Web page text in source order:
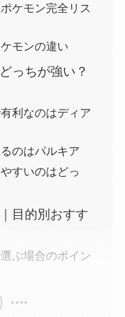
ケモン完全リス
モンの違い
っちが強い？
利なのはディア
のはパルキア
すいのはどっ
目的別おすす
ぶ場合のポイン